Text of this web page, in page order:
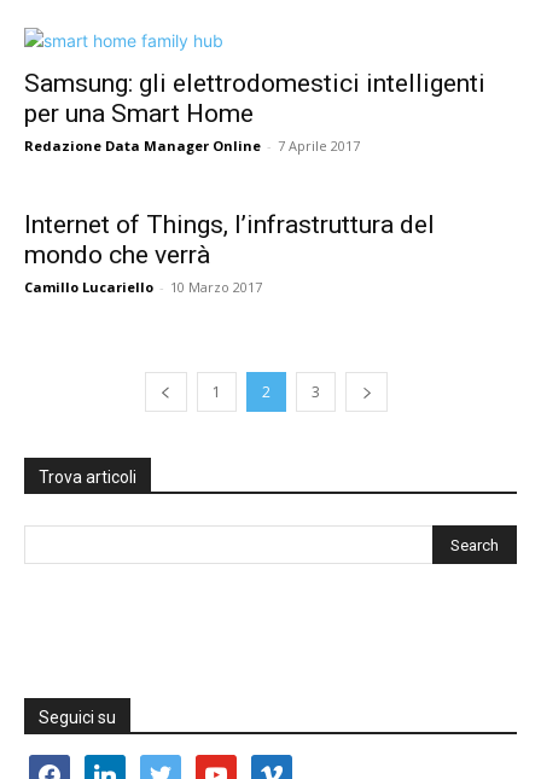
Samsung: gli elettrodomestici intelligenti
per una Smart Home
Redazione Data Manager Online - 7 Aprile 2017
Internet of Things, l’infrastruttura del
mondo che verrà
Camillo Lucariello - 10 Marzo 2017
1 2 3
Trova articoli
Seguici su
facebooklinkedin twitter youtube vimeo